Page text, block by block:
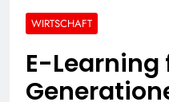
WIRTSCHAFT
E-Learning